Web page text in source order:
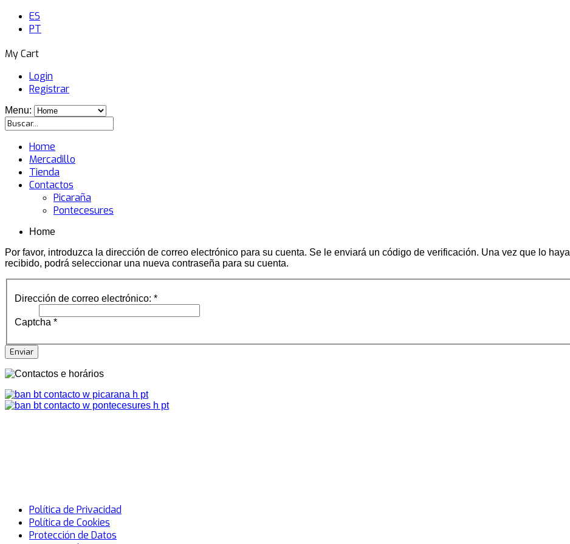
ES
PT
My Cart
Login
Registrar
Menu:
Home
Mercadillo
Tienda
Contactos
Picaraña
Pontecesures
Home
Por favor, introduzca la dirección de correo electrónico para su cuenta. Se le enviará un código de verificación. Una vez que lo haya
recibido, podrá seleccionar una nueva contraseña para su cuenta.
Dirección de correo electrónico: *
Captcha *
Enviar
Política de Privacidad
Política de Cookies
Protección de Datos